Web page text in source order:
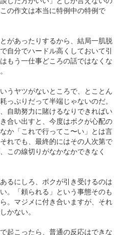
の作文は本当に特例中の特例で
があったりするから、結局一肌脱
自分でハードル高くしておいて引
もう一仕事どころの話ではなくな
うヤツがないところで、とことん
っぷりだって半端じゃないのだ。
自助努力に賭けるなりできればい
合い出すと、今度はボクが心配の
か「これで行ってこ〜い」とは言
れでも、最終的にはその人次第で
この線切りがなかなかできなく
るにしろ、ボクが引き受けるのは
。「頼られる」という事態そのも
。マジメに付き合いますが、それ
かない。
起こったら、普通の反応はできな